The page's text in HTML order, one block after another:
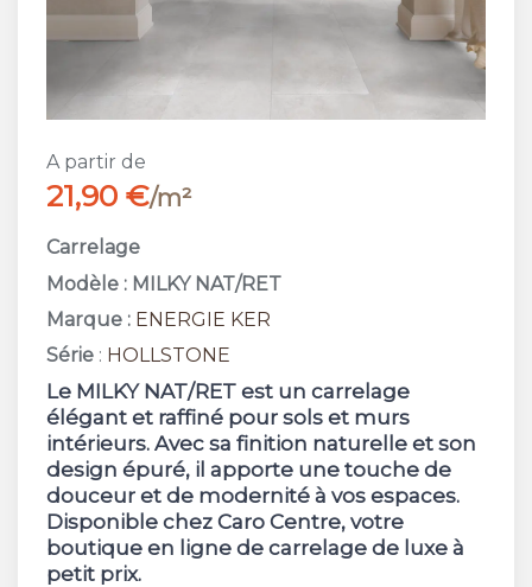
A partir de
21,90 €/m²
Carrelage
Modèle : MILKY NAT/RET
Marque : ENERGIE KER
Série : HOLLSTONE
Le MILKY NAT/RET est un carrelage
élégant et raffiné pour sols et murs
intérieurs. Avec sa finition naturelle et son
design épuré, il apporte une touche de
douceur et de modernité à vos espaces.
Disponible chez Caro Centre, votre
boutique en ligne de carrelage de luxe à
petit prix.